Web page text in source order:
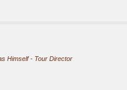
Himself - Tour Director